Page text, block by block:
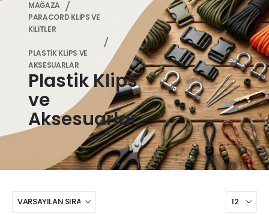
MAĞAZA
PARACORD KLİPS VE
KİLİTLER
PLASTIK KLIPS VE
AKSESUARLAR
Plastik Klips
ve
Aksesuarlar